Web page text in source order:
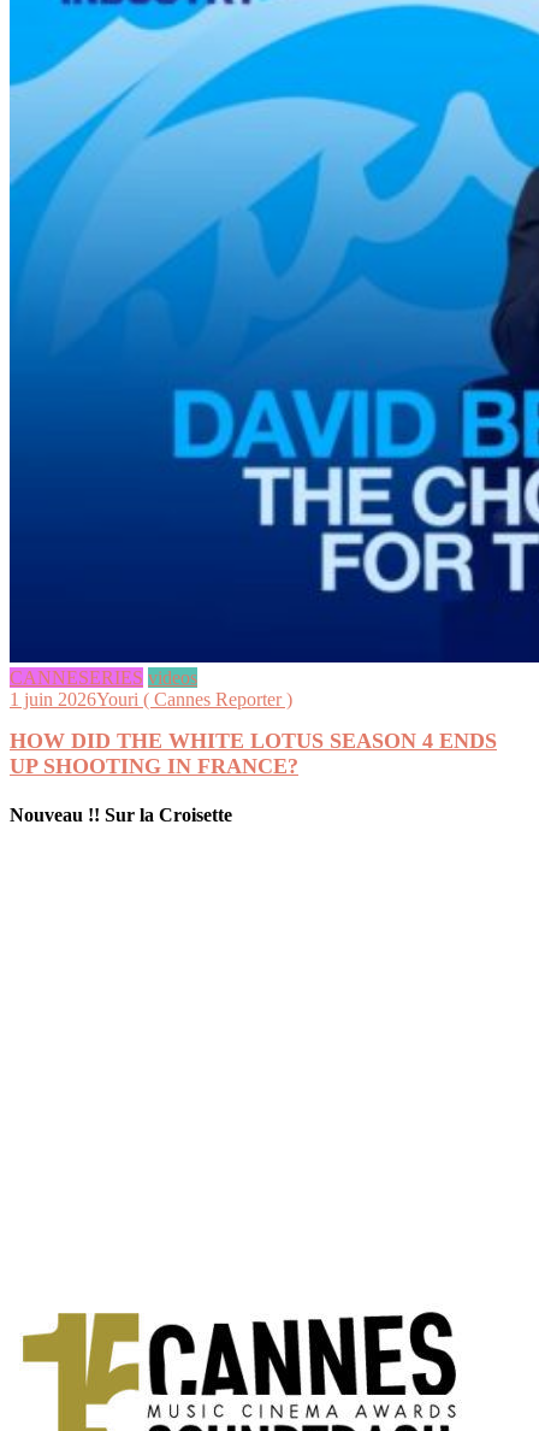
CANNESERIES videos
1 juin 2026Youri ( Cannes Reporter )
HOW DID THE WHITE LOTUS SEASON 4 ENDS
UP SHOOTING IN FRANCE?
Nouveau !! Sur la Croisette